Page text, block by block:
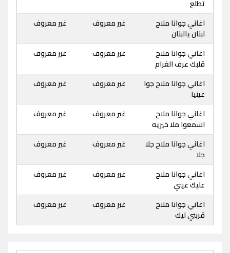
تطلع
اغاني جوانا ملاح
لبنان يالبنان
غير معروف غير معروف
اغاني جوانا ملاح
قلبك عرف الغرام
غير معروف غير معروف
اغاني جوانا ملاح جوا
عينيا
غير معروف غير معروف
اغاني جوانا ملاح
اسمعوا ملا خيريه
غير معروف غير معروف
اغاني جوانا ملاح جلا
جلا
غير معروف غير معروف
اغاني جوانا ملاح
عليك عيني
غير معروف غير معروف
اغاني جوانا ملاح
قربني ليك
غير معروف غير معروف